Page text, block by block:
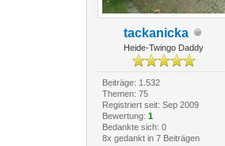
tackanicka
Heide-Twingo Daddy
Beiträge: 1.532
Themen: 75
Registriert seit: Sep 2009
Bewertung: 1
Bedankte sich: 0
8x gedankt in 7 Beiträgen